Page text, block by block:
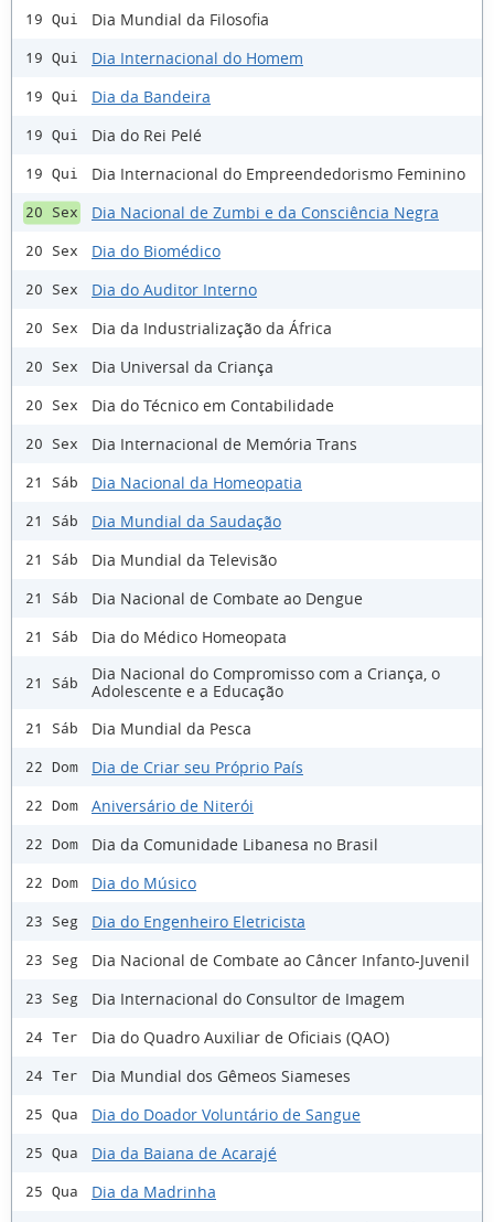
19 Qui Dia Mundial da Filosofia
19 Qui Dia Internacional do Homem
19 Qui Dia da Bandeira
19 Qui Dia do Rei Pelé
19 Qui Dia Internacional do Empreendedorismo Feminino
20 Sex Dia Nacional de Zumbi e da Consciência Negra
20 Sex Dia do Biomédico
20 Sex Dia do Auditor Interno
20 Sex Dia da Industrialização da África
20 Sex Dia Universal da Criança
20 Sex Dia do Técnico em Contabilidade
20 Sex Dia Internacional de Memória Trans
21 Sáb Dia Nacional da Homeopatia
21 Sáb Dia Mundial da Saudação
21 Sáb Dia Mundial da Televisão
21 Sáb Dia Nacional de Combate ao Dengue
21 Sáb Dia do Médico Homeopata
21 Sáb
Dia Nacional do Compromisso com a Criança, o
Adolescente e a Educação
21 Sáb Dia Mundial da Pesca
22 Dom Dia de Criar seu Próprio País
22 Dom Aniversário de Niterói
22 Dom Dia da Comunidade Libanesa no Brasil
22 Dom Dia do Músico
23 Seg Dia do Engenheiro Eletricista
23 Seg Dia Nacional de Combate ao Câncer Infanto-Juvenil
23 Seg Dia Internacional do Consultor de Imagem
24 Ter Dia do Quadro Auxiliar de Oficiais (QAO)
24 Ter Dia Mundial dos Gêmeos Siameses
25 Qua Dia do Doador Voluntário de Sangue
25 Qua Dia da Baiana de Acarajé
25 Qua Dia da Madrinha